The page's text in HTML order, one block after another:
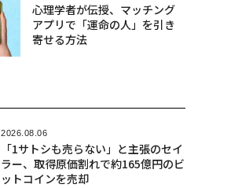
心理学者が伝授、マッチング
アプリで「運命の人」を引き
寄せる方法
2026.08.06
「1サトシも売らない」と主張のセイ
ラー、取得原価割れで約165億円のビ
ットコインを売却